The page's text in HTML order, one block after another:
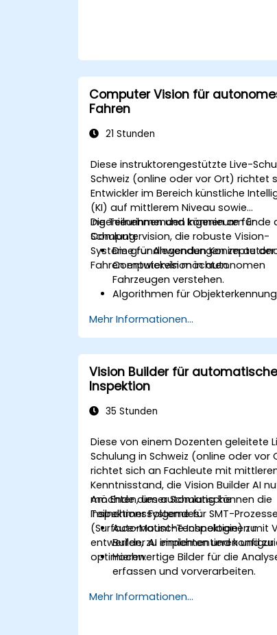
Computer Vision für
Fahren
21 Stunden
Diese instruktorengestützte Live-
Schweiz (online oder vor Ort) richtet
Entwickler im Bereich künstliche
(KI) auf mittlerem Niveau sowie
Ingenieurinnen und Ingenieure für
Computervision, die robuste Vision-
Systeme für Anwendungen im
Fahren entwickeln möchten.
Die Teilnehmenden können am Ende
Schulung:
Die grundlegenden Konzepte der
Computervision in autonomen
Fahrzeugen verstehen.
Algorithmen für
Segmentierung implementieren.
Vision-Systeme mit anderen
Subsystemen autonomer
integrieren.
Deep-Learning-Techniken für
fortschrittliche
Wahrnehmungsaufgaben
Modellen in realen Szenarien
Mehr Informationen...
Vision Builder für automatische
Inspektion
35 Stunden
Diese von einem Dozenten geleitete
Schulung in Schweiz (online oder vor
richtet sich an Fachleute mit
Kenntnisstand, die Vision Builder AI
möchten, um automatische
Inspektionssysteme für SMT-Prozesse
(Surface-Mount-Technologie) zu
entwerfen, zu implementieren und zu
optimieren.
Am Ende dieser Schulung können die
Teilnehmer Folgendes:
Automatische Inspektionen mit
Builder AI einrichten und
Hochwertige Bilder für die
erfassen und vorverarbeiten.
Fehlererkennung und
Mehr Informationen...